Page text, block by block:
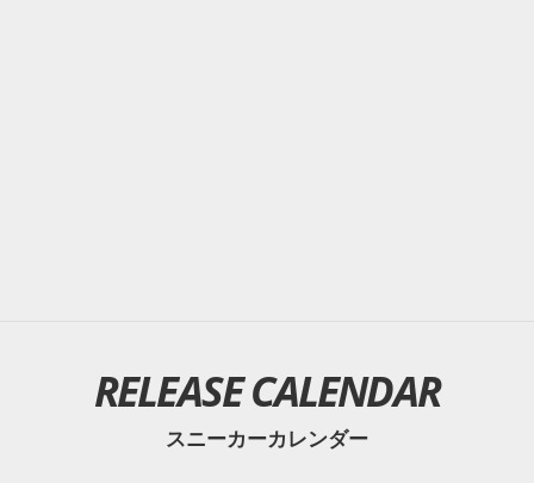
RELEASE CALENDAR
スニーカーカレンダー